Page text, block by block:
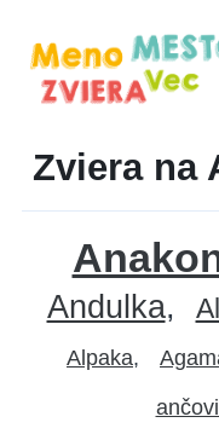
Zviera na
Andulka
Alpaka